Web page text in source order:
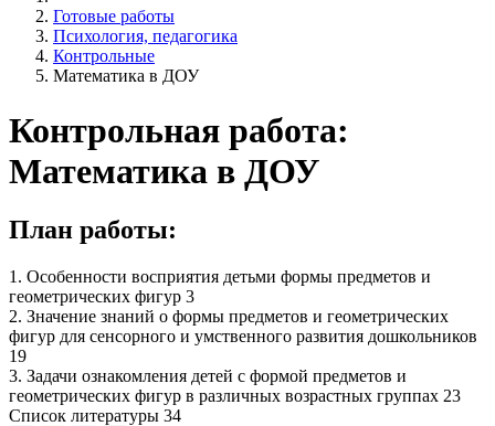
Готовые работы
Психология, педагогика
Контрольные
Математика в ДОУ
Контрольная работа:
Математика в ДОУ
План работы:
1. Особенности восприятия детьми формы предметов и
геометрических фигур 3
2. Значение знаний о формы предметов и геометрических
фигур для сенсорного и умственного развития дошкольников
19
3. Задачи ознакомления детей с формой предметов и
геометрических фигур в различных возрастных группах 23
Список литературы 34